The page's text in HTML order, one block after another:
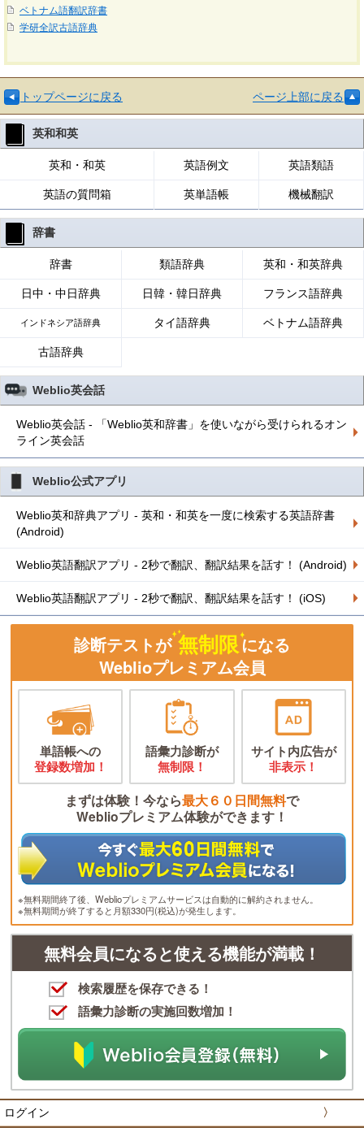
ベトナム語翻訳辞書
学研全訳古語辞典
トップページに戻る ページ上部に戻る
英和和英
英和・和英 英語例文 英語類語
英語の質問箱 英単語帳 機械翻訳
辞書
辞書 類語辞典 英和・和英辞典
日中・中日辞典 日韓・韓日辞典 フランス語辞典
インドネシア語辞典 タイ語辞典 ベトナム語辞典
古語辞典
Weblio英会話
Weblio英会話 - 「Weblio英和辞書」を使いながら受けられるオン
ライン英会話
Weblio公式アプリ
Weblio英和辞典アプリ - 英和・和英を一度に検索する英語辞書
(Android)
Weblio英語翻訳アプリ - 2秒で翻訳、翻訳結果を話す！ (Android)
Weblio英語翻訳アプリ - 2秒で翻訳、翻訳結果を話す！ (iOS)
診断テストが 無制限になる
Weblioプレミアム会員
単語帳への
登録数増加！
語彙力診断が
無制限！
サイト内広告が
非表示！
まずは体験！今なら最大６０日間無料で
Weblioプレミアム体験ができます！
※無料期間終了後、Weblioプレミアムサービスは自動的に解約されません。
※無料期間が終了すると月額330円(税込)が発生します。
無料会員になると使える機能が満載！
検索履歴を保存できる！
語彙力診断の実施回数増加！
ログイン 〉